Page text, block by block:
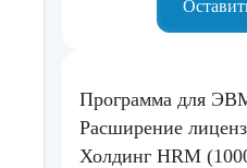
Программа для
Расширение
Холдинг HRM